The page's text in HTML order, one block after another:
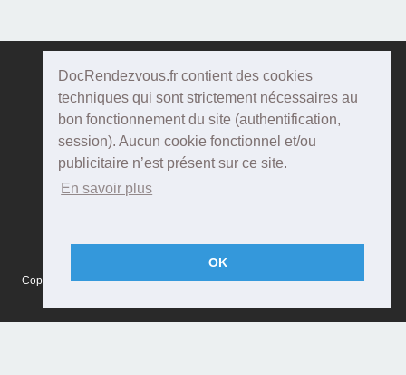
DocRendezvous.fr contient des cookies
techniques qui sont strictement nécessaires au
bon fonctionnement du site (authentification,
session). Aucun cookie fonctionnel et/ou
publicitaire n’est présent sur ce site.
En savoir plus
OK
DocRendezvous
Qui sommes-nous ?
Conditions Générales d'utilisation
Copyright © 2015 DOCRENDEZVOUS, tous droits réservés - CFTS 44 rue